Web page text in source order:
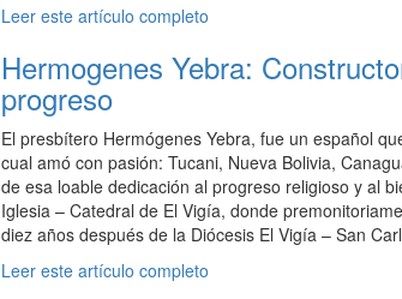
Leer este artículo completo
Hermogenes Yebra:
progreso
El presbítero Hermógenes Yebra, fue un español
cual amó con pasión: Tucani, Nueva Bolivia,
de esa loable dedicación al progreso religioso y al
Iglesia – Catedral de El Vigía, donde
diez años después de la Diócesis El Vigía – San
Leer este artículo completo